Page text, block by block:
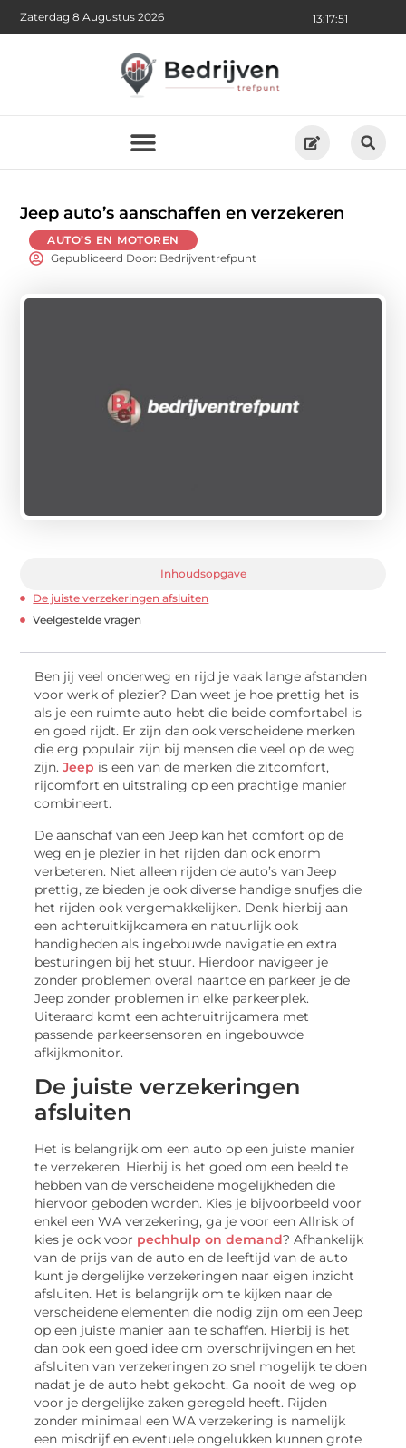
13:17:52
Zaterdag 8 Augustus 2026
Jeep auto’s aanschaffen en verzekeren
AUTO’S EN MOTOREN
Gepubliceerd Door: Bedrijventrefpunt
Inhoudsopgave
De juiste verzekeringen afsluiten
Veelgestelde vragen
Ben jij veel onderweg en rijd je vaak lange afstanden
voor werk of plezier? Dan weet je hoe prettig het is
als je een ruimte auto hebt die beide comfortabel is
en goed rijdt. Er zijn dan ook verscheidene merken
die erg populair zijn bij mensen die veel op de weg
zijn.Jeep is een van de merken die zitcomfort,
rijcomfort en uitstraling op een prachtige manier
combineert.
De aanschaf van een Jeep kan het comfort op de
weg en je plezier in het rijden dan ook enorm
verbeteren. Niet alleen rijden de auto’s van Jeep
prettig, ze bieden je ook diverse handige snufjes die
het rijden ook vergemakkelijken. Denk hierbij aan
een achteruitkijkcamera en natuurlijk ook
handigheden als ingebouwde navigatie en extra
besturingen bij het stuur. Hierdoor navigeer je
zonder problemen overal naartoe en parkeer je de
Jeep zonder problemen in elke parkeerplek.
Uiteraard komt een achteruitrijcamera met
passende parkeersensoren en ingebouwde
afkijkmonitor.
De juiste verzekeringen
afsluiten
Het is belangrijk om een auto op een juiste manier
te verzekeren. Hierbij is het goed om een beeld te
hebben van de verscheidene mogelijkheden die
hiervoor geboden worden. Kies je bijvoorbeeld voor
enkel een WA verzekering, ga je voor een Allrisk of
kies je ook voor pechhulp on demand? Afhankelijk
van de prijs van de auto en de leeftijd van de auto
kunt je dergelijke verzekeringen naar eigen inzicht
afsluiten. Het is belangrijk om te kijken naar de
verscheidene elementen die nodig zijn om een Jeep
op een juiste manier aan te schaffen. Hierbij is het
dan ook een goed idee om overschrijvingen en het
afsluiten van verzekeringen zo snel mogelijk te doen
nadat je de auto hebt gekocht. Ga nooit de weg op
voor je dergelijke zaken geregeld heeft. Rijden
zonder minimaal een WA verzekering is namelijk
een misdrijf en eventuele ongelukken kunnen grote